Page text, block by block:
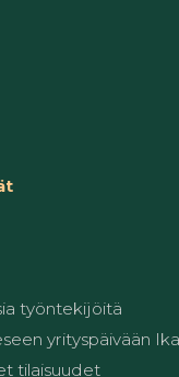
työntekijöitä
yrityspäivään
tilaisuudet